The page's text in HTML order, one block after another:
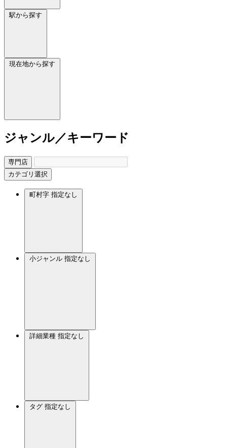
駅から探す
現在地から探す
ジャンル／キーワード
専門店
カテゴリ選択
町村字 指定なし
小ジャンル 指定なし
詳細業種 指定なし
タグ 指定なし